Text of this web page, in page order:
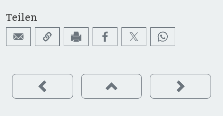
Teilen